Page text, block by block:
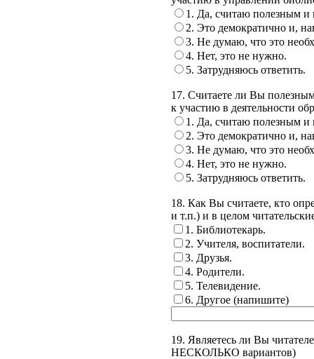
1. Да, считаю полезным и
2. Это демократично и,
3. Не думаю, что это
4. Нет, это не нужно.
5. Затрудняюсь ответить.
17. Считаете ли Вы
к участию в деятельности
1. Да, считаю полезным и
2. Это демократично и,
3. Не думаю, что это
4. Нет, это не нужно.
5. Затрудняюсь ответить.
18. Как Вы считаете, кто
и т.п.) и в целом
1. Библиотекарь.
2. Учителя, воспитатели.
3. Друзья.
4. Родители.
5. Телевидение.
6. Другое (напишите)
19. Являетесь ли Вы
НЕСКОЛЬКО вариантов)